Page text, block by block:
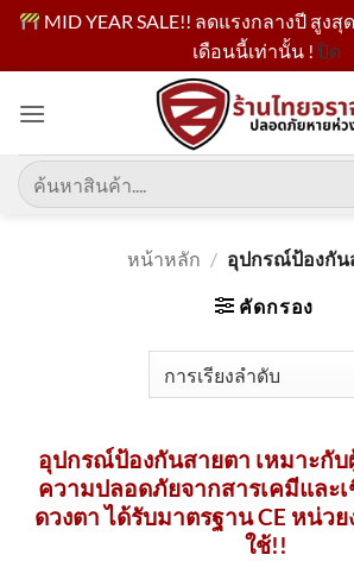
MID YEAR SALE!! ลดแรงกลางปี สูง
เดือนนี้เท่านั้น ! ปิด
เนื้อหา
ค้นหา:
หน้าหลัก / อุปกรณ์ป้องกัน
คัดกรอง
อุปกรณ์ป้องกันสายตา เหมาะกับ
ความปลอดภัยจากสารเคมีและ
ดวงตา ได้รับมาตรฐาน CE หน่ว
ใช้!!